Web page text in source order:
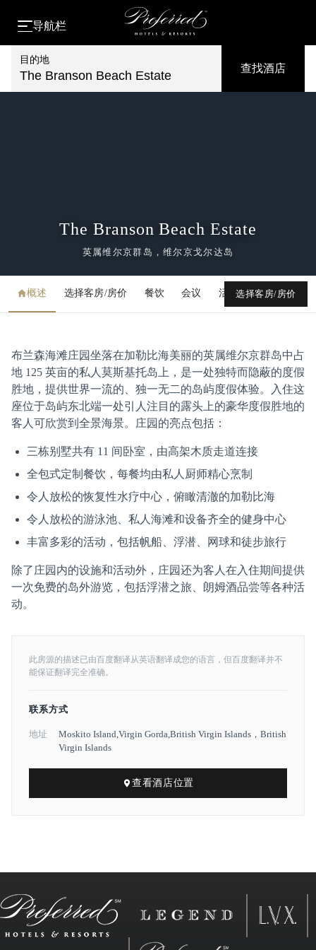
导航栏
目的地
The Branson Beach Estate
查找酒店
The Branson Beach Estate
英属维尔京群岛，维尔京戈尔达岛
概述 选择客房/房价 餐饮 会议 活动 媒体库
选择客房/房价
布兰森海滩庄园坐落在加勒比海美丽的英属维尔京群岛中占
地 125 英亩的私人莫斯基托岛上，是一处独特而隐蔽的度假
胜地，提供世界一流的、独一无二的岛屿度假体验。入住这
座位于岛屿东北端一处引人注目的露头上的豪华度假胜地的
客人可欣赏到全景海景。庄园的亮点包括：
三栋别墅共有 11 间卧室，由高架木质走道连接
全包式定制餐饮，每餐均由私人厨师精心烹制
令人放松的恢复性水疗中心，俯瞰清澈的加勒比海
令人放松的游泳池、私人海滩和设备齐全的健身中心
丰富多彩的活动，包括帆船、浮潜、网球和徒步旅行
除了庄园内的设施和活动外，庄园还为客人在入住期间提供
一次免费的岛外游览，包括浮潜之旅、朗姆酒品尝等各种活
动。
此房源的描述已由百度翻译从英语翻译成您的语言，但百度翻译并不
能保证翻译完全准确。
联系方式
地址
Moskito Island,Virgin Gorda,British Virgin Islands，British
Virgin Islands
查看酒店位置